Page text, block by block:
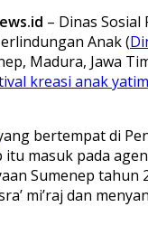
– Dinas Sosial
Anak (
Madura, Jawa
kreasi anak yatim
bertempat di
itu masuk pada
Sumenep tahun
mi’raj dan